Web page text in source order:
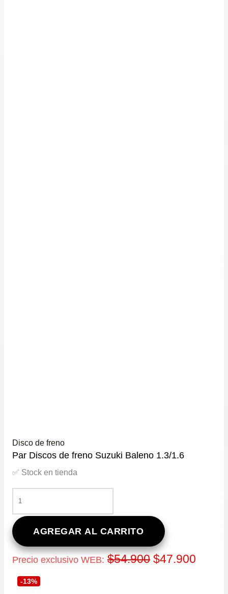
Disco de freno
Par Discos de freno Suzuki Baleno 1.3/1.6
✅ Stock en tienda
DISCOS
DE
FRENO
SUZUKI
BALENO
1.3/1.6
AGREGAR AL CARRITO
Precio exclusivo WEB: $54.900 El
$47.900El
-13%